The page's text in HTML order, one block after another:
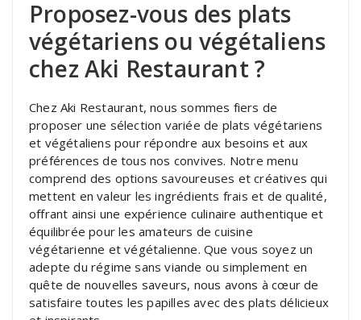
Proposez-vous des plats
végétariens ou végétaliens
chez Aki Restaurant ?
Chez Aki Restaurant, nous sommes fiers de
proposer une sélection variée de plats végétariens
et végétaliens pour répondre aux besoins et aux
préférences de tous nos convives. Notre menu
comprend des options savoureuses et créatives qui
mettent en valeur les ingrédients frais et de qualité,
offrant ainsi une expérience culinaire authentique et
équilibrée pour les amateurs de cuisine
végétarienne et végétalienne. Que vous soyez un
adepte du régime sans viande ou simplement en
quête de nouvelles saveurs, nous avons à cœur de
satisfaire toutes les papilles avec des plats délicieux